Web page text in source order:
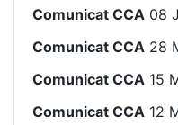
Comunicat CCA 08
Comunicat CCA 28
Comunicat CCA 15
Comunicat CCA 12